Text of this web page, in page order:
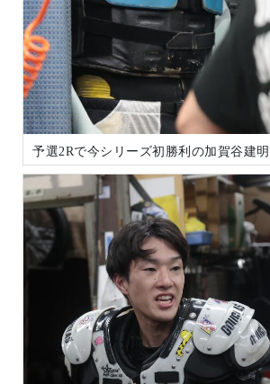
予選2Rで今シリーズ初勝利の加賀谷建明